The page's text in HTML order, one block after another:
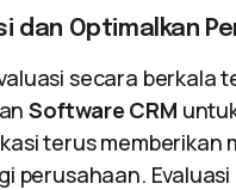
dan Optimalkan
secara berkala
Software CRM
terus memberikan
perusahaan. Evaluasi